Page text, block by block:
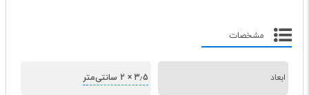
مشخصات
ابعاد 3٫5 × 2 سانتی‌متر